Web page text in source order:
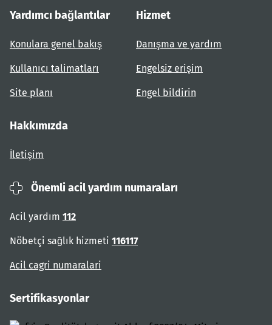
Yardımcı bağlantılar
Konulara genel bakış
Kullanıcı talimatları
Site planı
Hizmet
Danışma ve yardım
Engelsiz erişim
Engel bildirin
Hakkımızda
İletişim
Önemli acil yardım numaraları
Acil yardım 112
Nöbetçi sağlık hizmeti 116117
Acil cagri numaralari
Sertifikasyonlar